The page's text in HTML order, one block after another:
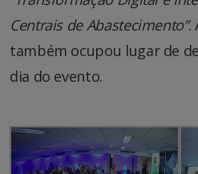
Centrais de Abastecimento”.
também ocupou lugar de
dia do evento.